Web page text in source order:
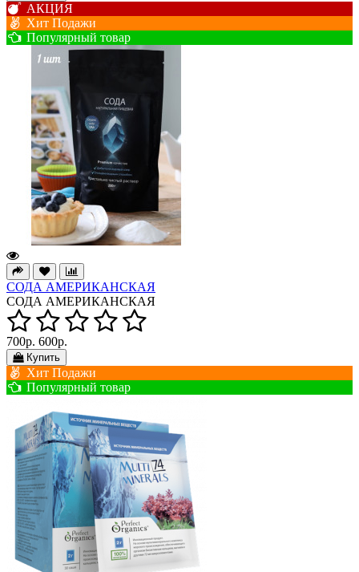
АКЦИЯ
Хит Подажи
Популярный товар
СОДА АМЕРИКАНСКАЯ
СОДА АМЕРИКАНСКАЯ
700р. 600р.
Купить
Хит Подажи
Популярный товар